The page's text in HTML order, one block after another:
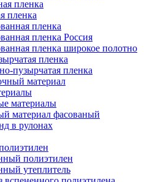
пленка
пленка
пленка
пленка Россия
пленка широкое полотно
пленка
пузырчатая пленка
материал
материалы
материал фасованый
в рулонах
полиэтилен
утеплитель